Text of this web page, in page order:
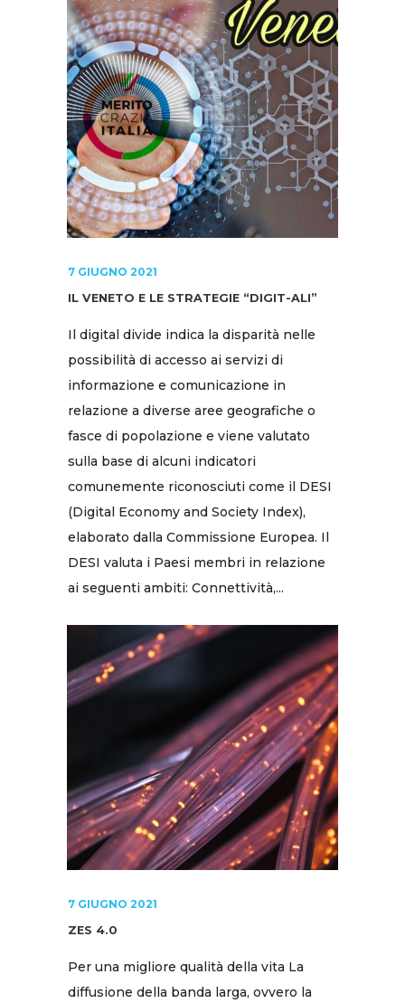
7 GIUGNO 2021
IL VENETO E LE STRATEGIE “DIGIT-ALI”
Il digital divide indica la disparità nelle
possibilità di accesso ai servizi di
informazione e comunicazione in
relazione a diverse aree geografiche o
fasce di popolazione e viene valutato
sulla base di alcuni indicatori
comunemente riconosciuti come il DESI
(Digital Economy and Society Index),
elaborato dalla Commissione Europea. Il
DESI valuta i Paesi membri in relazione
ai seguenti ambiti: Connettività,...
7 GIUGNO 2021
ZES 4.0
Per una migliore qualità della vita La
diffusione della banda larga, ovvero la